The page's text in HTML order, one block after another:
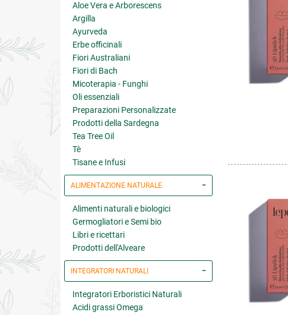
Aloe Vera e Arborescens
Argilla
Ayurveda
Erbe officinali
Fiori Australiani
Fiori di Bach
Micoterapia - Funghi
Oli essenziali
Preparazioni Personalizzate
Prodotti della Sardegna
Tea Tree Oil
Tè
Tisane e Infusi
ALIMENTAZIONE NATURALE
Alimenti naturali e biologici
Germogliatori e Semi bio
Libri e ricettari
Prodotti dell'Alveare
INTEGRATORI NATURALI
Integratori Erboristici Naturali
Acidi grassi Omega